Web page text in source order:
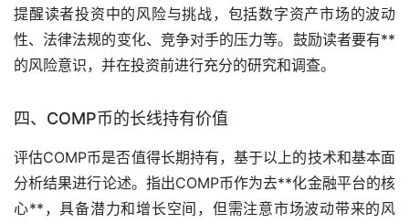
提醒读者投资中的风险与挑战，包括数字资产市场的波动
性、法律法规的变化、竞争对手的压力等。鼓励读者要有**
的风险意识，并在投资前进行充分的研究和调查。
四、COMP币的长线持有价值
评估COMP币是否值得长期持有，基于以上的技术和基本面
分析结果进行论述。指出COMP币作为去**化金融平台的核
心**，具备潜力和增长空间，但需注意市场波动带来的风